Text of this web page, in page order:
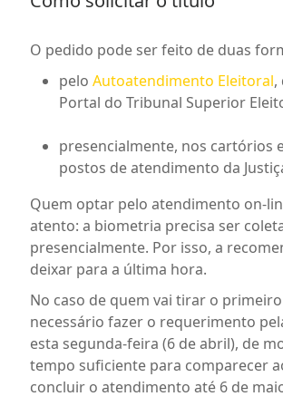
O pedido pode ser feito de duas
pelo Autoatendimento Eleitoral,
Portal do Tribunal Superior
presencialmente, nos cartórios
postos de atendimento da
Quem optar pelo atendimento on-
atento: a biometria precisa ser
presencialmente. Por isso, a
deixar para a última hora.
No caso de quem vai tirar o
necessário fazer o requerimento
esta segunda-feira (6 de abril), de
tempo suficiente para comparecer
concluir o atendimento até 6 de